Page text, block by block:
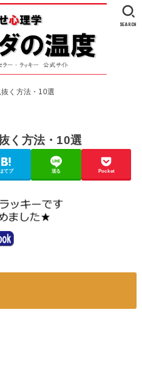
SEARCH
く方法・10選
く方法・10選
てブ 送る Pocket